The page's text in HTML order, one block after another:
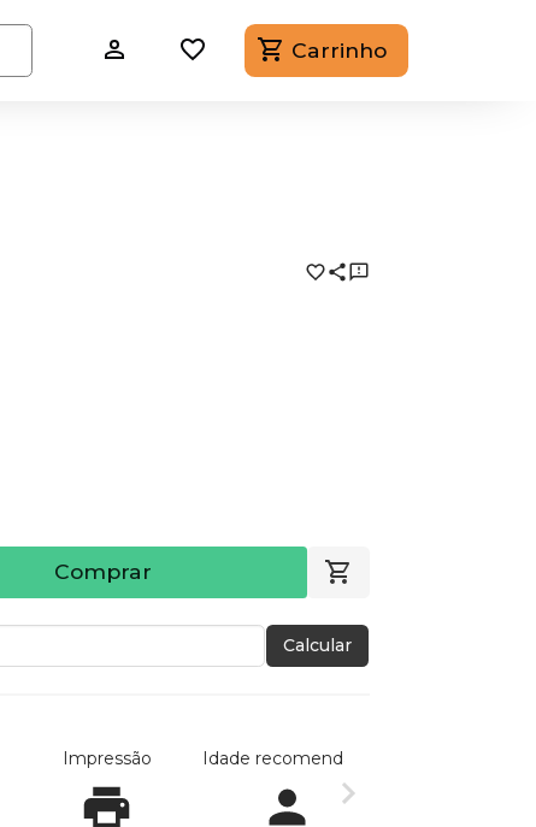
Carrinho
Comprar
Calcular
Impressão Idade recomendada